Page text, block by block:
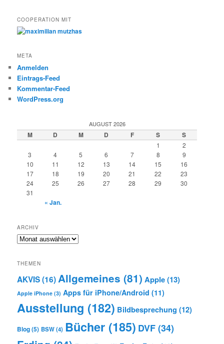
COOPERATION MIT
META
Anmelden
Eintrags-Feed
Kommentar-Feed
WordPress.org
AUGUST 2026
M D M D F S S
1
2
3
4 5 6 7 8
9
10
11 12 13 14 15
16
17
18 19 20 21 22
23
24
25 26 27 28 29
30
31
« Jan.
ARCHIV
Archiv
THEMEN
AKVIS(16)Allgemeines (81) Apple(13)
Apple iPhone (3) Apps für iPhone/Android (11)
Ausstellung (182) Bildbesprechung (12)
Blog(5) BSW(4) Bücher (185) DVF (34)